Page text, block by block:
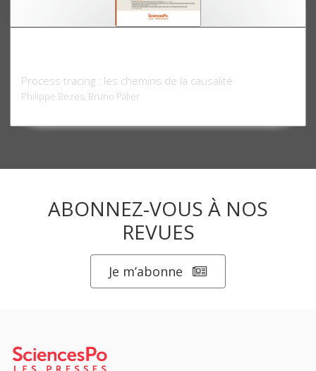
Process tracing : les chemins de la causalité
Philippe Bezes, Bruno Palier
ABONNEZ-VOUS À NOS
REVUES
Je m’abonne